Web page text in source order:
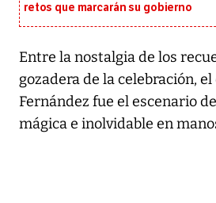
retos que marcarán su gobierno
Entre la nostalgia de los
gozadera de la celebración,
Fernández fue el escenario
mágica e inolvidable en